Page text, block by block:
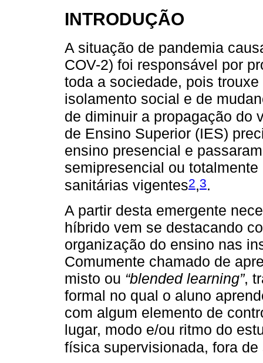
INTRODUÇÃO
A situação de pandemia
COV-2) foi responsável por
toda a sociedade, pois
isolamento social e de
de diminuir a propagação do
de Ensino Superior (IES)
ensino presencial e
semipresencial ou
sanitárias vigentes2,3.
A partir desta emergente
híbrido vem se destacando
organização do ensino nas
Comumente chamado de
misto ou “blended learning”,
formal no qual o aluno
com algum elemento de
lugar, modo e/ou ritmo do
física supervisionada, fora